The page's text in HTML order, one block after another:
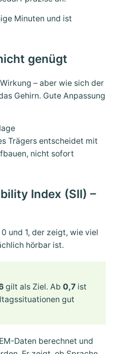
Minuten und ist
genügt
– aber wie sich der
Gehirn. Gute Anpassung
Trägers entscheidet mit
nicht sofort
Index (SII) –
und 1, der zeigt, wie viel
hörbar ist.
gilt als Ziel. Ab 0,7 ist
gut
Daten berechnet und